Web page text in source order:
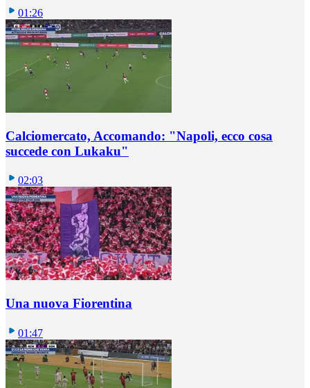
01:26
Calciomercato, Accomando: "Napoli, ecco cosa
succede con Lukaku"
02:03
Una nuova Fiorentina
01:47